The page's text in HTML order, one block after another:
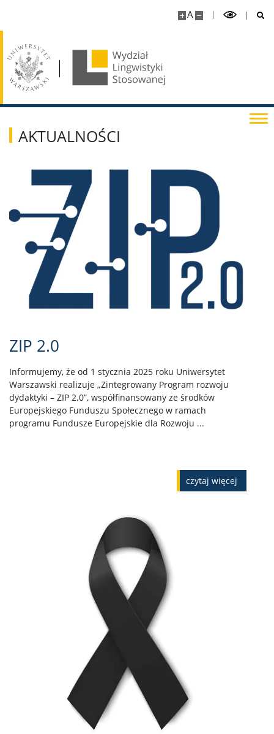
A
AKTUALNOŚCI
ZIP 2.0
Informujemy, że od 1 stycznia 2025 roku Uniwersytet
Warszawski realizuje „Zintegrowany Program rozwoju
dydaktyki – ZIP 2.0”, współfinansowany ze środków
Europejskiego Funduszu Społecznego w ramach
programu Fundusze Europejskie dla Rozwoju ...
czytaj więcej